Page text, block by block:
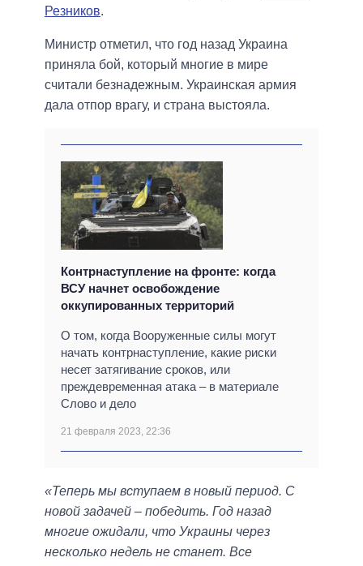
Резников.
Министр отметил, что год назад Украина
приняла бой, который многие в мире
считали безнадежным. Украинская армия
дала отпор врагу, и страна выстояла.
Контрнаступление на фронте: когда
ВСУ начнет освобождение
оккупированных территорий
О том, когда Вооруженные силы могут
начать контрнаступление, какие риски
несет затягивание сроков, или
преждевременная атака – в материале
Слово и дело
21 февраля 2023, 22:36
«Теперь мы вступаем в новый период. С
новой задачей – победить. Год назад
многие ожидали, что Украины через
несколько недель не станет. Все